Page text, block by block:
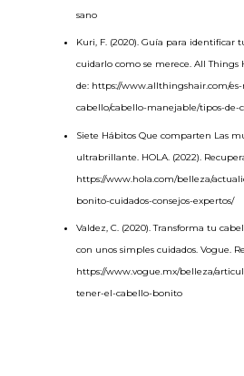
sano
Kuri, F. (2020). Guía para identificar
cuidarlo como se merece. All Things
de: https://www.allthingshair.com/
cabello/cabello-manejable/tipos-de-
Siete Hábitos Que comparten Las
ultrabrillante. HOLA. (2022).
https://www.hola.com/belleza/
bonito-cuidados-consejos-expertos/
Valdez, C. (2020). Transforma tu
con unos simples cuidados. Vogue.
https://www.vogue.mx/belleza/
tener-el-cabello-bonito